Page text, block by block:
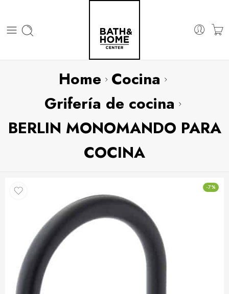
Home Cocina
Grifería de cocina
BERLIN MONOMANDO PARA
COCINA
-7%